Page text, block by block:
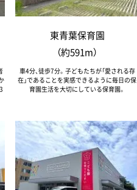
東青葉保育園
（約591m）
車4分、徒歩7分。子どもたちが「愛される存
在」であることを実感できるように毎日の保
育園生活を大切にしている保育園。